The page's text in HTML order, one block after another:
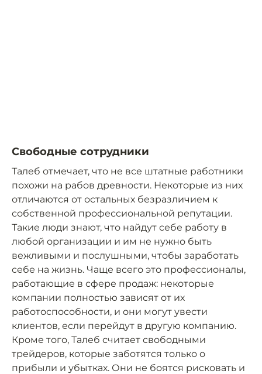
Свободные сотрудники
Талеб отмечает, что не все штатные работники
похожи на рабов древности. Некоторые из них
отличаются от остальных безразличием к
собственной профессиональной репутации.
Такие люди знают, что найдут себе работу в
любой организации и им не нужно быть
вежливыми и послушными, чтобы заработать
себе на жизнь. Чаще всего это профессионалы,
работающие в сфере продаж: некоторые
компании полностью зависят от их
работоспособности, и они могут увести
клиентов, если перейдут в другую компанию.
Кроме того, Талеб считает свободными
трейдеров, которые заботятся только о
прибыли и убытках. Они не боятся рисковать и